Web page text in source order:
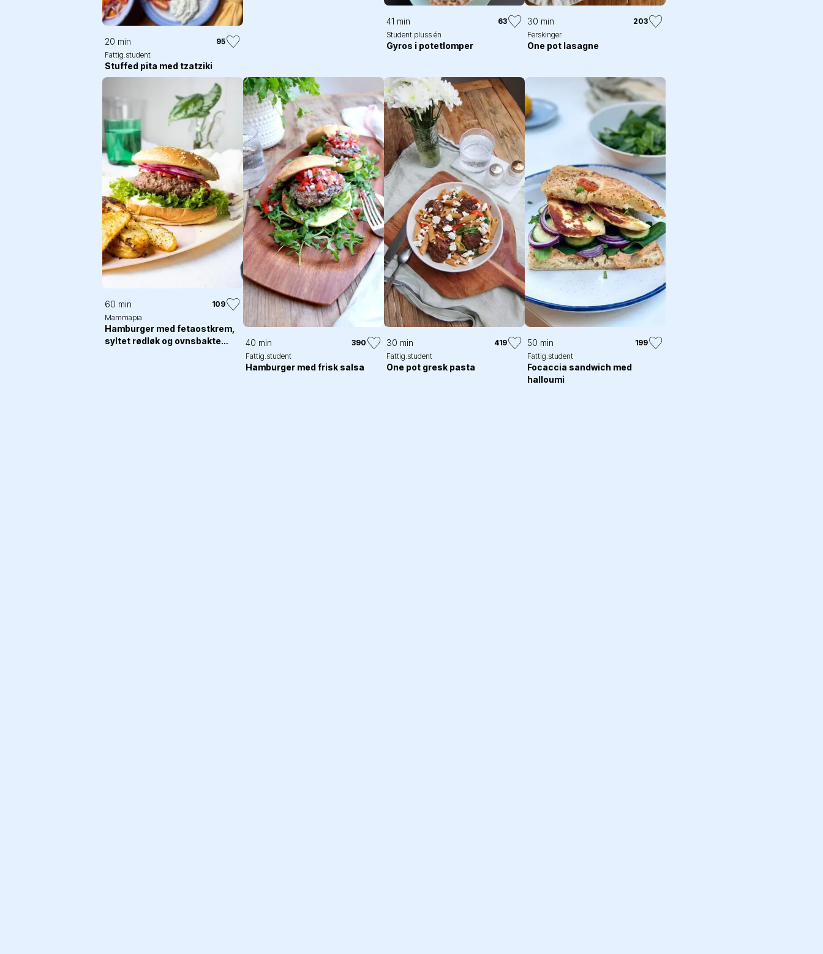
20 min
95
Fattig.student
Stuffed pita med tzatziki
41 min
63
Student pluss én
Gyros i potetlomper
30 min
203
Ferskinger
One pot lasagne
60 min
109
Mammapia
Hamburger med fetaostkrem,
syltet rødløk og ovnsbakte
40 min
390
Fattig.student
Hamburger med frisk salsa
30 min
419
Fattig.student
One pot gresk pasta
50 min
199
Fattig.student
Focaccia sandwich med
halloumi